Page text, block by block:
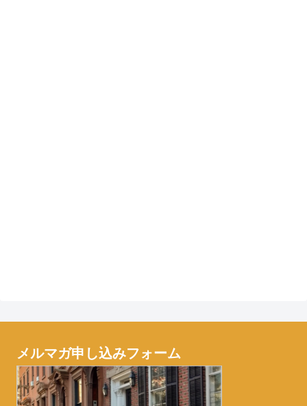
メルマガ申し込みフォーム